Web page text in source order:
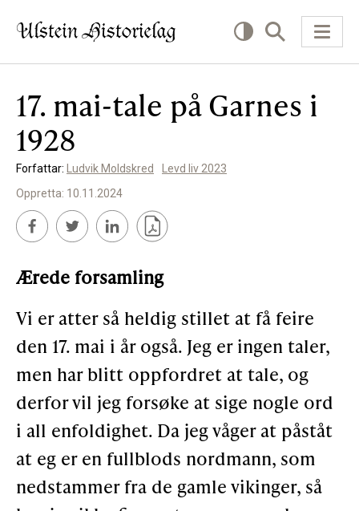
KVA VIL DU LESE OM?
Næring
Offentlig
SLIK KAN DU BIDRA
Bidra til lokalhistorie
Kontakt oss
17. mai-tale på Garnes i
1928
Forfattar: Ludvik Moldskred
Levd liv 2023
Oppretta: 10.11.2024
Ærede forsamling
Vi er atter så heldig stillet at få feire
den 17. mai i år også. Jeg er ingen taler,
men har blitt oppfordret at tale, og
derfor vil jeg forsøke at sige nogle ord
i all enfoldighet. Da jeg våger at påståt
at eg er en fullblods nordmann, som
nedstammer fra de gamle vikinger, så